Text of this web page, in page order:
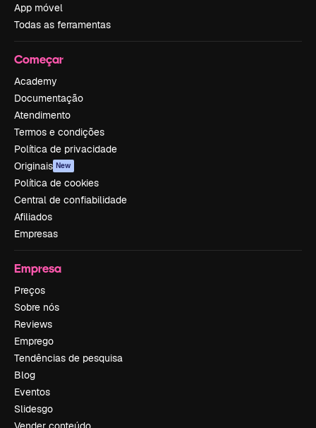
App móvel
Todas as ferramentas
Começar
Academy
Documentação
Atendimento
Termos e condições
Política de privacidade
Originais New
Política de cookies
Central de confiabilidade
Afiliados
Empresas
Empresa
Preços
Sobre nós
Reviews
Emprego
Tendências de pesquisa
Blog
Eventos
Slidesgo